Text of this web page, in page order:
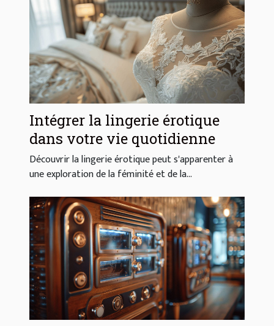
Intégrer la lingerie érotique
dans votre vie quotidienne
Découvrir la lingerie érotique peut s'apparenter à
une exploration de la féminité et de la...